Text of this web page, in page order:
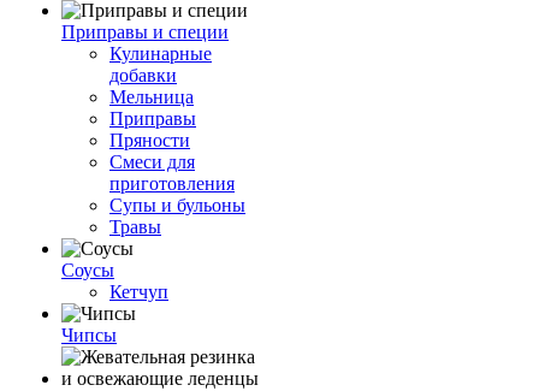
Приправы и специи
Кулинарные
добавки
Мельница
Приправы
Пряности
Смеси для
приготовления
Супы и бульоны
Травы
Соусы
Кетчуп
Чипсы